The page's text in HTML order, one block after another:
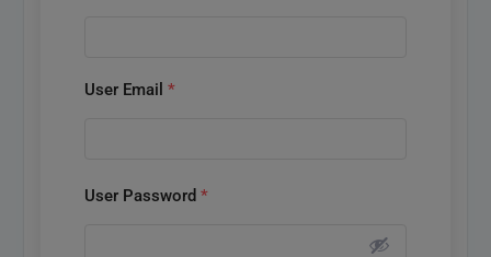
User Email *
User Password *